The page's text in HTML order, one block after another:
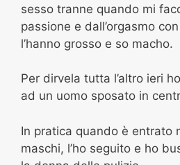
sesso tranne quando mi
passione e dall’orgasmo
l’hanno grosso e so macho.
Per dirvela tutta l’altro ieri
ad un uomo sposato in
In pratica quando è entrato
maschi, l’ho seguito e ho